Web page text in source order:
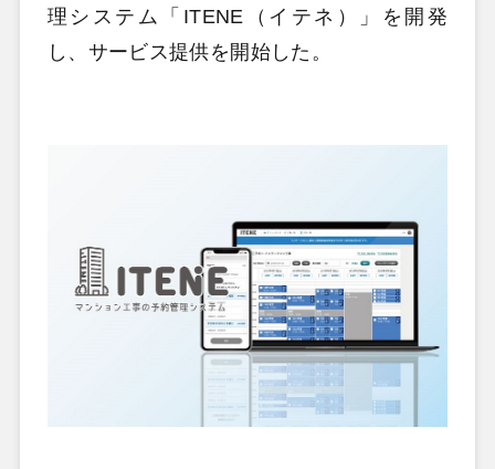
理システム「ITENE（イテネ）」を開発
し、サービス提供を開始した。